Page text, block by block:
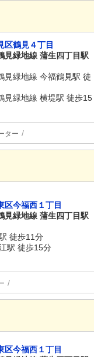
区鶴見４丁目
見緑地線 蒲生四丁目駅
見緑地線 今福鶴見駅 徒
見緑地線 横堤駅 徒歩15
ター
区今福西１丁目
見緑地線 蒲生四丁目駅
徒歩11分
駅 徒歩15分
区今福西１丁目